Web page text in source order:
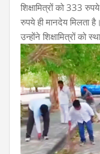
शिक्षामित्रों को 333
रुपये ही मानदेय मिलता
उन्होंने शिक्षामित्रों को